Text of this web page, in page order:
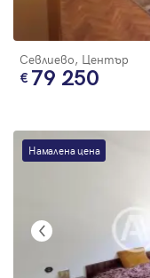
Севлиево, Център
79 250
Намалена цена